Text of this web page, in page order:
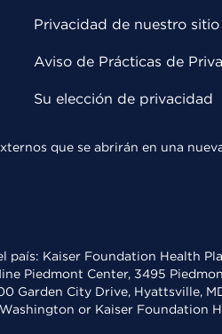
Privacidad de nuestro
Aviso de Prácticas de
Su elección de privacidad
que se abrirán en una
país: Kaiser Foundation Health
Piedmont Center, 3495
Garden City Drive, Hyattsville,
or Kaiser Foundation